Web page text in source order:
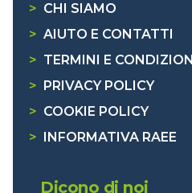
> CHI SIAMO
> AIUTO E CONTATTI
> TERMINI E CONDIZIONI
>
PRIVACY POLICY
> COOKIE POLICY
>
INFORMATIVA RAEE
Dicono di noi